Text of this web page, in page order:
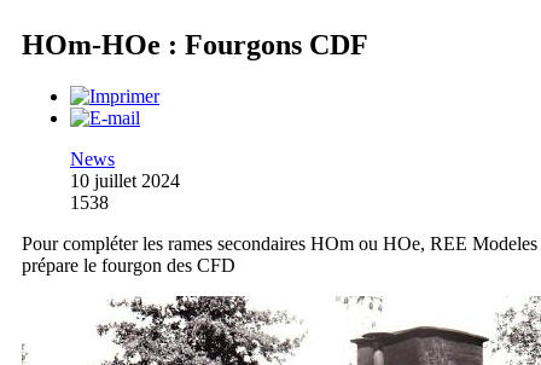
HOm-HOe : Fourgons CDF
News
10 juillet 2024
1538
Pour compléter les rames secondaires HOm ou HOe, REE Modeles
prépare le fourgon des CFD